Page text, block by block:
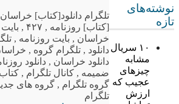
نوشته‌های
تازه
۱۰ سریال
مشابه
چیزهای
عجیب که
ارزش
تلگرام دانلود[کتاب] خراسان
[کتاب] روزنامه , ۴۲۷ , بایت
خراسان , بایت روزنامه ,
دانلود , تلگرام گروه ,
دانلود خراسان , دانلود
ضمیمه , کانال تلگرام , کتاب
گروه تلگرام , گروه های
تلگرام